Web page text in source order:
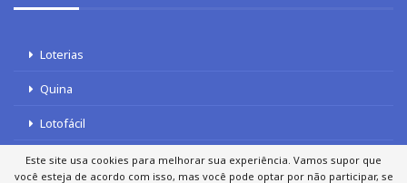
Loterias
Quina
Lotofácil
Mega-Sena
Este site usa cookies para melhorar sua experiência. Vamos supor que
você esteja de acordo com isso, mas você pode optar por não participar, se